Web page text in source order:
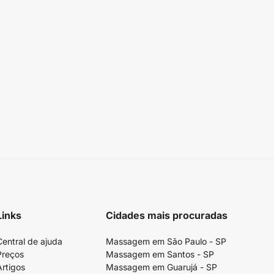
de ajuda
Cidades mais procuradas
Massagem em São Paulo - SP
Massagem em Santos - SP
Massagem em Guarujá - SP